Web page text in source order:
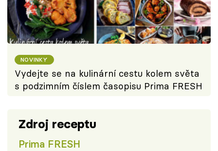
NOVINKY
Vydejte se na kulinární cestu kolem světa
s podzimním číslem časopisu Prima FRESH
Zdroj receptu
Prima FRESH